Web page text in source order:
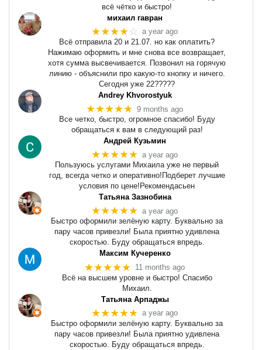
всё чётко и быстро!
михаил гавран
★★★★☆ a year ago
Всё отправила 20 и 21.07. но как оплатить?
Нажимаю оформить и мне снова все возвращает,
хотя сумма высвечивается. Позвонил на горячую
линию - объяснили про какую-то кнопку и ничего.
Сегодня уже 22?????
Andrey Khvorostyuk
★★★★★ 9 months ago
Все четко, быстро, огромное спасибо! Буду
обращаться к вам в следующий раз!
Андрей Кузьмин
★★★★★ a year ago
Пользуюсь услугами Михаила уже не первый
год, всегда четко и оперативно!Подберет лучшие
условия по цене!Рекомендасьен
Татьяна Зазнобина
★★★★★ a year ago
Быстро оформили зелёную карту. Буквально за
пару часов привезли! Была приятно удивлена
скоростью. Буду обращаться впредь.
Максим Кучеренко
★★★★★ 11 months ago
Всё на высшем уровне и быстро! Спасибо
Михаил.
Татьяна Арпаджы
★★★★★ a year ago
Быстро оформили зелёную карту. Буквально за
пару часов привезли! Была приятно удивлена
скоростью. Буду обращаться впредь.